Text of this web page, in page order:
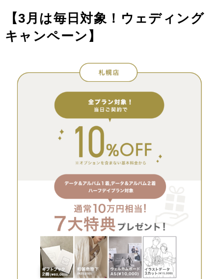
【3月は毎日対象！ウェディング
キャンペーン】